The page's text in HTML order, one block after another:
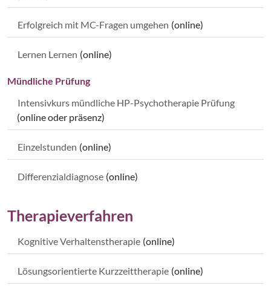
Erfolgreich mit MC-Fragen umgehen (online)
Lernen Lernen (online)
Mündliche Prüfung
Intensivkurs mündliche HP-Psychotherapie Prüfung
(online oder präsenz)
Einzelstunden (online)
Differenzialdiagnose (online)
Therapieverfahren
Kognitive Verhaltenstherapie (online)
Lösungsorientierte Kurzzeittherapie (online)